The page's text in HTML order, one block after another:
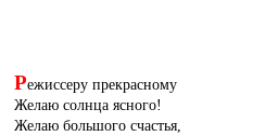
Режиссеру прекрасному
Желаю солнца ясного!
Желаю большого счастья,